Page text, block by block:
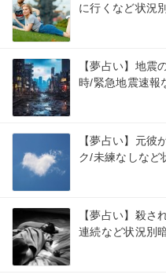
に行くなど状況
【夢占い】地震
時/緊急地震速報
【夢占い】元彼
ク/未練なしなど
【夢占い】殺さ
連続など状況別